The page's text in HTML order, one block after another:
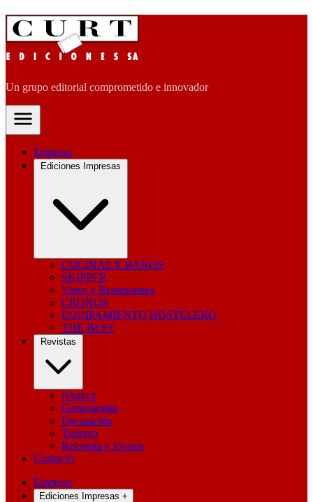
Un grupo editorial comprometido e innovador
Empresa
Ediciones Impresas
COCINAS Y BAÑOS
SKIPPER
Vinos y Restaurantes
CRONOS
EQUIPAMIENTO HOSTELERO
THE BEST
Revistas
Náutica
Gastronomía
Decoración
Turismo
Relojería y Joyería
Contacto
Empresa
Ediciones Impresas +